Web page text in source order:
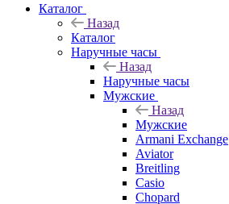
Каталог
Назад
Каталог
Наручные часы
Назад
Наручные часы
Мужские
Назад
Мужские
Armani Exchange
Aviator
Breitling
Casio
Chopard